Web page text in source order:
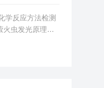
学反应方法检测
火虫发光原理，
体系”快速检测